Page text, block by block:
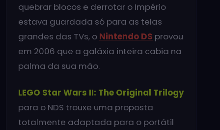
quebrar blocos e derrotar o Império
estava guardada só para as telas
grandes das TVs, o Nintendo DS provou
em 2006 que a galáxia inteira cabia na
palma da sua mão.
LEGO Star Wars II: The Original Trilogy
para o NDS trouxe uma proposta
totalmente adaptada para o portátil